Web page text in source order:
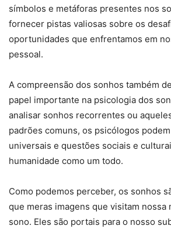
símbolos e metáforas presentes nos
fornecer pistas valiosas sobre os
oportunidades que enfrentamos em
pessoal.
A compreensão dos sonhos também
papel importante na psicologia dos
analisar sonhos recorrentes ou
padrões comuns, os psicólogos
universais e questões sociais e
humanidade como um todo.
Como podemos perceber, os sonhos
que meras imagens que visitam nossa
sono. Eles são portais para o nosso